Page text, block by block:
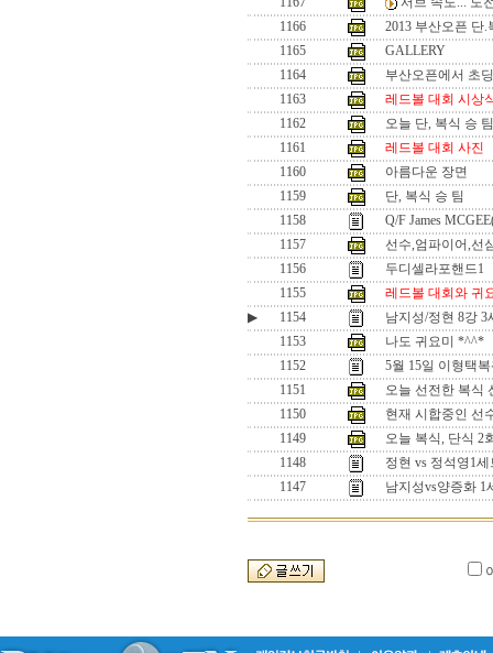
1166
2013 부산오픈 단
1165
GALLERY
1164
부산오픈에서 초
1163
레드볼 대회 시상
1162
오늘 단, 복식 승 팀
1161
레드볼 대회 사진
1160
아름다운 장면
1159
단, 복식 승 팀
1158
Q/F James
1157
선수,엄파이어,선
1156
두디셀라포핸드1
1155
레드볼 대회와 귀
▶
1154
남지성/정현 8강 3
1153
나도 귀요미 *^^*
1152
5월 15일 이형택
1151
오늘 선전한 복식
1150
현재 시합중인 선
1149
오늘 복식, 단식 2
1148
정현 vs 정석영1
1147
남지성vs양증화 1